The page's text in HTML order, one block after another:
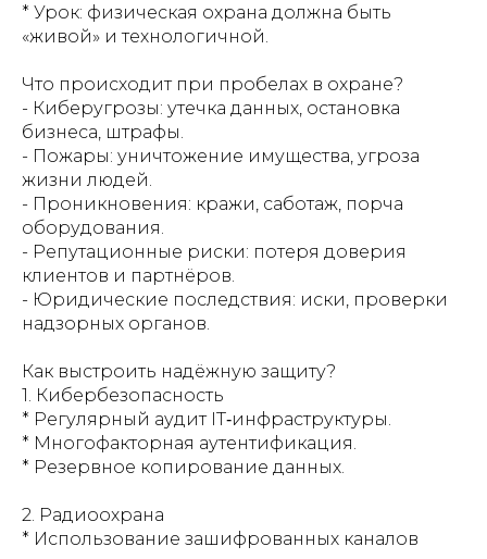
* Урок: физическая охрана должна быть
«живой» и технологичной.
Что происходит при пробелах в охране?
- Киберугрозы: утечка данных, остановка
бизнеса, штрафы.
- Пожары: уничтожение имущества, угроза
жизни людей.
- Проникновения: кражи, саботаж, порча
оборудования.
- Репутационные риски: потеря доверия
клиентов и партнёров.
- Юридические последствия: иски, проверки
надзорных органов.
Как выстроить надёжную защиту?
1. Кибербезопасность
* Регулярный аудит IT‑инфраструктуры.
* Многофакторная аутентификация.
* Резервное копирование данных.
2. Радиоохрана
* Использование зашифрованных каналов